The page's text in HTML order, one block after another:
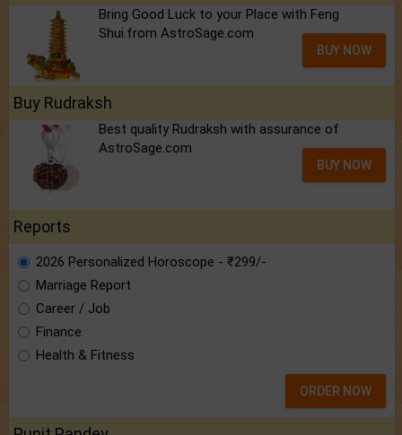
Bring Good Luck to your Place with Feng
Shui.from AstroSage.com
BUY NOW
Buy Rudraksh
Best quality Rudraksh with assurance of
AstroSage.com
BUY NOW
Reports
2026 Personalized Horoscope - ₹299/-
Marriage Report
Career / Job
Finance
Health & Fitness
ORDER NOW